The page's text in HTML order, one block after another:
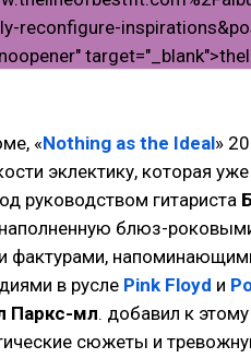
«Nothing as the Ideal»
эклектику, которая
руководством гитариста
наполненную блюз-
фактурами,
в русле Pink Floyd и
Паркс-мл. добавил к
сюжеты и